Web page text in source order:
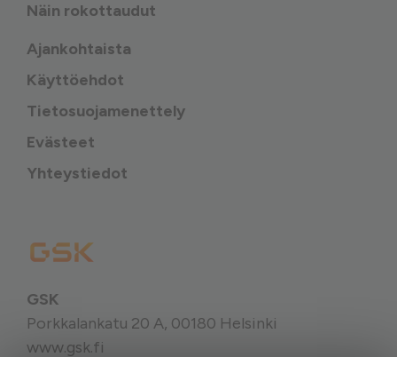
Näin rokottaudut
Ajankohtaista
Käyttöehdot
Tietosuojamenettely
Evästeet
Yhteystiedot
GSK
Porkkalankatu 20 A, 00180 Helsinki
www.gsk.fi